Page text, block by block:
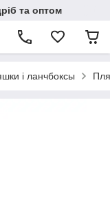
та оптом
і ланчбоксы